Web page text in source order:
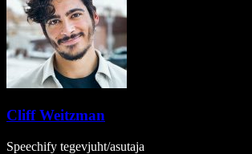
Cliff Weitzman
Speechify tegevjuht/asutaja